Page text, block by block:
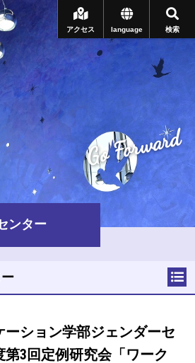
検索
language
アクセス
Go Forward
ンター
ーション学部ジェンダーセ
第3回定例研究会「ワーク